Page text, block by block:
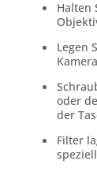
Halten
Legen
oder
der
Filter